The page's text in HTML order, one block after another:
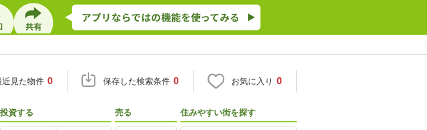
近見た物件 0 保存した検索条件 0 お気に入り 0
投資する 売る 住みやすい街を探す